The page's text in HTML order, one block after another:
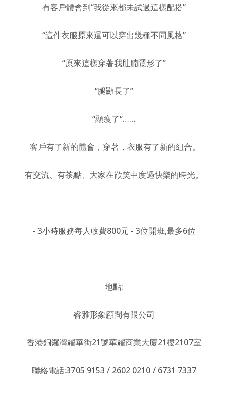
有客戶體會到“我從來都未試過這樣配搭”
“這件衣服原來還可以穿出幾種不同風格”
“原來這樣穿著我肚腩隱形了”
“腿顯長了”
“顯瘦了“……
客戶有了新的體會，穿著，衣服有了新的組合。
有交流、有茶點、大家在歡笑中度過快樂的時光。
- 3小時服務每人收費800元 - 3位開班,最多6位
地點:
睿雅形象顧問有限公司
香港銅鑼灣耀華街21號華耀商業大廈21樓2107室
聯絡電話:3705 9153 / 2602 0210 / 6731 7337